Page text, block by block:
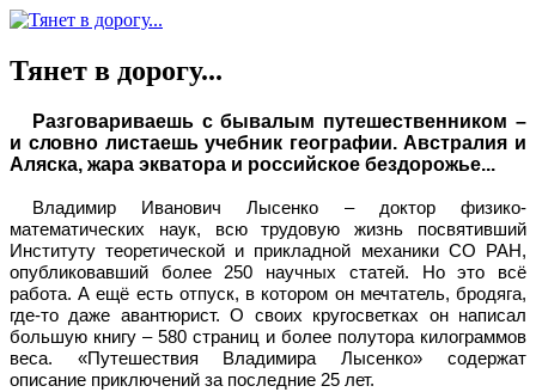
Тянет в дорогу...
Разговариваешь с бывалым путешественником –
и словно листаешь учебник географии. Австралия и
Аляска, жара экватора и российское бездорожье...
Владимир Иванович Лысенко – доктор физико-
математических наук, всю трудовую жизнь посвятивший
Институту теоретической и прикладной механики СО РАН,
опубликовавший более 250 научных статей. Но это всё
работа. А ещё есть отпуск, в котором он мечтатель, бродяга,
где-то даже авантюрист. О своих кругосветках он написал
большую книгу – 580 страниц и более полутора килограммов
веса. «Путешествия Владимира Лысенко» содержат
описание приключений за последние 25 лет.